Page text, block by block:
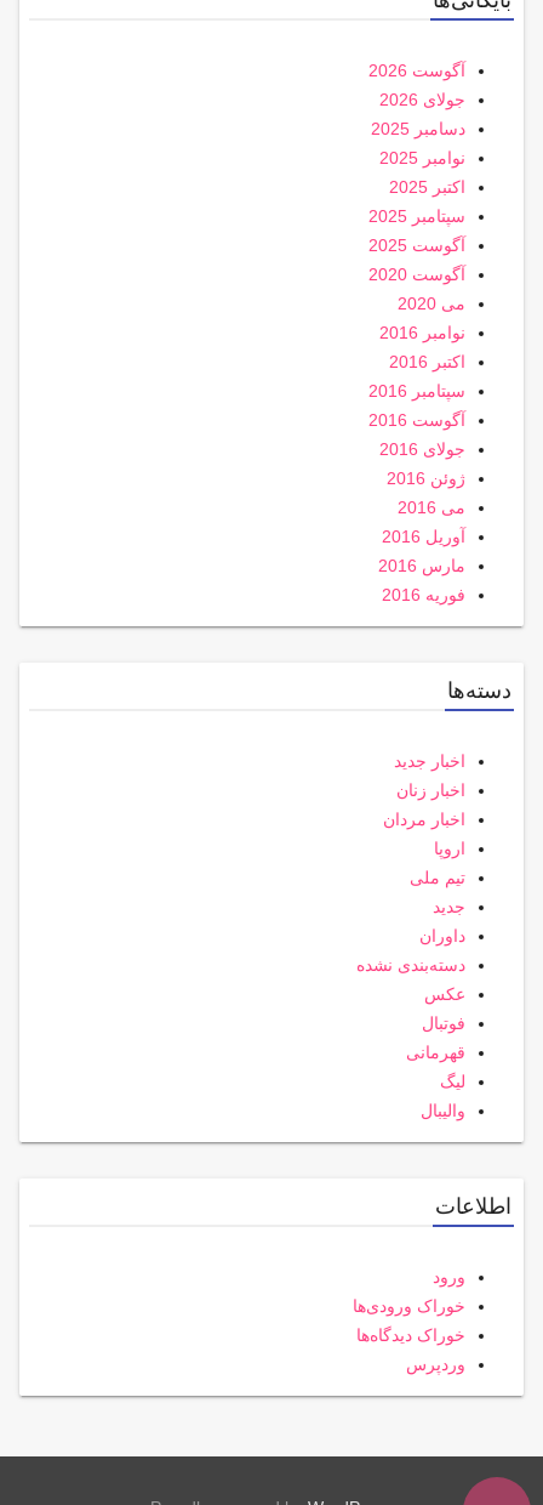
آگوست 2026
جولای 2026
دسامبر 2025
نوامبر 2025
اکتبر 2025
سپتامبر 2025
آگوست 2025
آگوست 2020
می 2020
نوامبر 2016
اکتبر 2016
سپتامبر 2016
آگوست 2016
جولای 2016
ژوئن 2016
می 2016
آوریل 2016
مارس 2016
فوریه 2016
دسته‌ها
اخبار جدید
اخبار زنان
اخبار مردان
اروپا
تیم ملی
جدید
داوران
دسته‌بندی نشده
عکس
فوتبال
قهرمانی
لیگ
والیبال
اطلاعات
ورود
خوراک ورودی‌ها
خوراک دیدگاه‌ها
وردپرس